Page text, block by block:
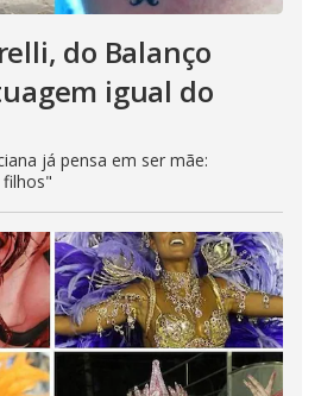
do Balanço
igual do
já pensa em ser mãe: